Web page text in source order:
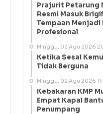
Prajurit Petarung
Resmi Masuk
Tempaan
Profesional
Minggu, 02 Agu 2026
Ketika Sesal
Tidak Berguna
Minggu, 02 Agu 2026
Kebakaran KMP
Empat Kapal
Penumpang